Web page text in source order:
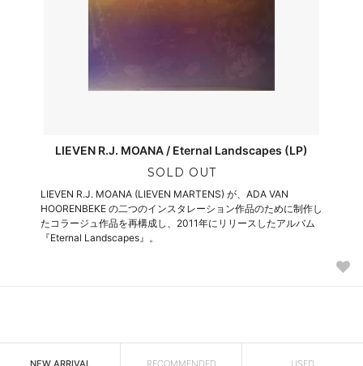
LIEVEN R.J. MOANA / Eternal Landscapes (LP)
SOLD OUT
LIEVEN R.J. MOANA (LIEVEN MARTENS) が、ADA VAN
HOORENBEKE の二つのインスタレーション作品のために制作し
たコラージュ作品を再構成し、2011年にリリースしたアルバム
『Eternal Landscapes』。
NEW ARRIVAL RECOMMENDED USED